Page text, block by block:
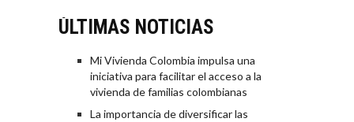
ÚLTIMAS NOTICIAS
Mi Vivienda Colombia impulsa una
iniciativa para facilitar el acceso a la
vivienda de familias colombianas
La importancia de diversificar las